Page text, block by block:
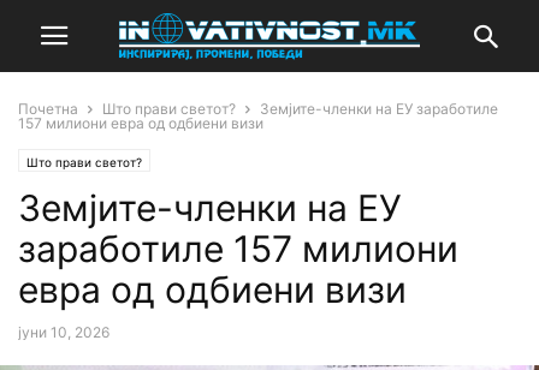
Почетна Што прави светот?
Земјите-членки на ЕУ заработиле
157 милиони евра од одбиени визи
Што прави светот?
Земјите-членки на ЕУ
заработиле 157 милиони
евра од одбиени визи
јуни 10, 2026